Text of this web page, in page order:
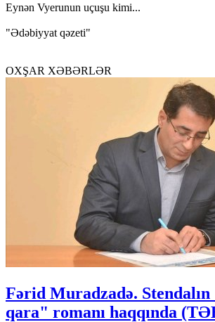
Eynən Vyerunun uçuşu kimi...
"Ədəbiyyat qəzeti"
OXŞAR XƏBƏRLƏR
Fərid Muradzadə. Stendalın
qara" romanı haqqında